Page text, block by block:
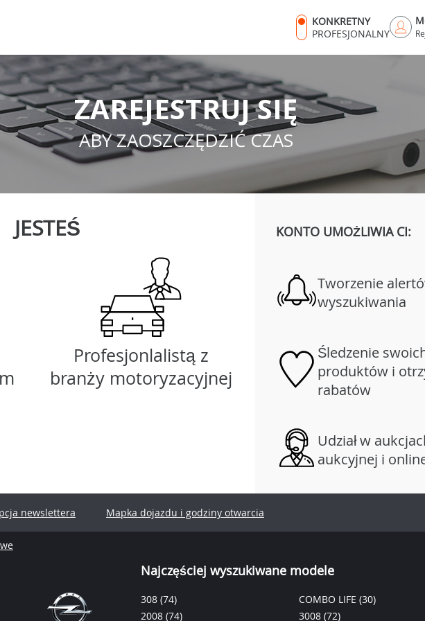
KONKRETNY
PROFESJONALNY
ZAREJESTRUJ SIĘ
ABY ZAOSZCZĘDZIĆ CZAS
JESTEŚ
Profesjonlalistą z
branży motoryzacyjnej
KONTO UMOŻLIWIA CI:
Tworzenie
wyszukiwania
Śledzenie
produktów i
rabatów
Udział w
aukcyjnej i
newslettera Mapka dojazdu i godziny otwarcia
Najczęściej wyszukiwane modele
308 (74)
2008 (74)
COMBO LIFE (30)
3008 (72)